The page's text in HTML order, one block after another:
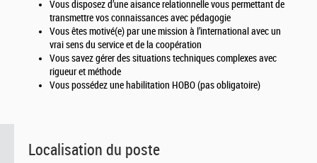
Vous disposez d’une aisance relationnelle vous permettant de
transmettre vos connaissances avec pédagogie
Vous êtes motivé(e) par une mission à l’international avec un
vrai sens du service et de la coopération
Vous savez gérer des situations techniques complexes avec
rigueur et méthode
Vous possédez une habilitation HOBO (pas obligatoire)
Localisation du poste